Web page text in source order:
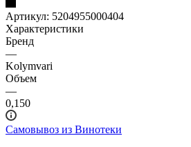
Артикул: 5204955000404
Характеристики
Бренд
—
Kolymvari
Объем
—
0,150
Самовывоз из Винотеки